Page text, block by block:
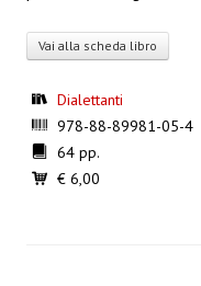
Vai alla scheda libro
Dialettanti
978-88-89981-05-4
64 pp.
€ 6,00